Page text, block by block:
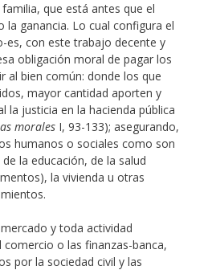
que está antes que el
la ganancia. Lo cual configura el
es, con este trabajo decente y
obligación moral de pagar los
al bien común: donde los que
mayor cantidad aporten y
la justicia en la hacienda pública
morales I, 93-133); asegurando,
humanos o sociales como son
la educación, de la salud
la vivienda u otras
y toda actividad
o las finanzas-banca,
por la sociedad civil y las